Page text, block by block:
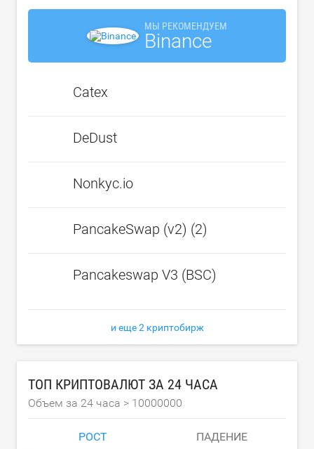
МЫ РЕКОМЕНДУЕМ
Binance
Catex
DeDust
Nonkyc.io
PancakeSwap (v2) (2)
Pancakeswap V3 (BSC)
и еще 2 криптобирж
ТОП КРИПТОВАЛЮТ ЗА 24 ЧАСА
Объем за 24 часа > 10000000
РОСТ ПАДЕНИЕ